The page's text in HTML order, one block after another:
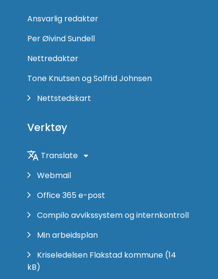
Ansvarlig redaktør
Per Øivind Sundell
Nettredaktør
Tone Knutsen og Solfrid Johnsen
Nettstedskart
Verktøy
Translate
Webmail
Office 365 e-post
Compilo avvikssystem og internkontroll
Min arbeidsplan
Kriseledelsen Flakstad kommune (14
kB)